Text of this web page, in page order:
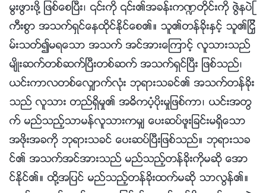
မြးဖြားဖို႔ ျဖစ္ေစၿပီး၊ ၎ကို ၎၏အခန္းက႑တိုင္းကို ဇြဲနပဲႀ
ကီးစြာ အသက္ရွင္ေနထိုင္ႏိုင္ေစ၏။ သူ၏တန္ခိုးႏွင့္ သူ၏ျငႇိ
မ္းသတ္၍မရေသာ အသက္ အင္အားေၾကာင့္ လူသားသည္
မ်ိဳးဆက္တစ္ဆက္ၿပီးတစ္ဆက္ အသက္ရွင္ၿပီး ျဖစ္သည္၊
ယင္းကာလတစ္ေလွ်ာက္လုံး ဘုရားသခင္၏ အသက္တန္ခိုး
သည္ လူသား တည္ရွိမႈ၏ အဓိကပံ့ပိုးမႈျဖစ္ကာ၊ ယင္းအတြ
က္ မည္သည့္သာမန္လူသားကမွ် ေပးဆပ္ဖူးျခင္းမရွိေသာ
အဖိုးအခကို ဘုရားသခင္ ေပးဆပ္ၿပီးျဖစ္သည္။ ဘုရားသခ
င္၏ အသက္အင္အားသည္ မည္သည့္တန္ခိုးကိုမဆို ေအာ
င္ႏိုင္၏။ ထို႔အျပင္ မည္သည့္တန္ခိုးထက္မဆို သာလြန္၏။